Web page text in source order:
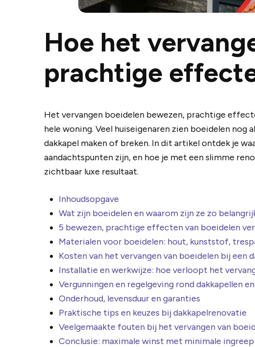
Hoe het
prachtige
Het vervangen boeidelen bewezen, prachtige
hele woning. Veel huiseigenaren zien boeidelen
dakkapel maken of breken. In dit artikel ontdek je
aandachtspunten zijn, en hoe je met een slimme
zichtbaar luxe resultaat.
Inhoudsopgave
Wat zijn boeidelen en waarom zijn ze zo
5 bewezen, prachtige effecten van boeidelen
Materialen voor boeidelen: hout, kunststof,
Kosten van het vervangen van boeidelen bij een
Installatie en werkwijze: hoe verloopt het
Vergunningen en regelgeving rond dakkapellen
Onderhoud, levensduur en garanties
Praktische tips en keuzes bij dakkapelrenovatie
Veelgemaakte fouten bij het vervangen van
Conclusie: maximale winst met minimale ingreep